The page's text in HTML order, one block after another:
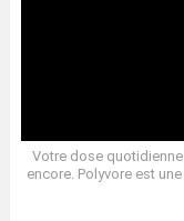
Votre dose
encore. Polyvore est